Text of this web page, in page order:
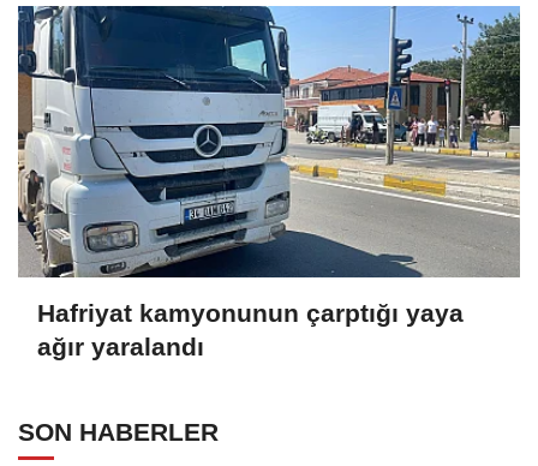
Hafriyat kamyonunun çarptığı yaya
ağır yaralandı
SON HABERLER